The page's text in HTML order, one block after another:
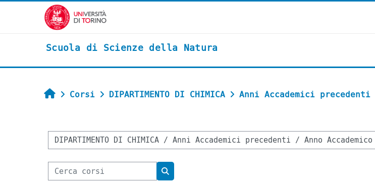
Vai al contenuto principale
Scuola di Scienze della Natura
Home
Corsi DIPARTIMENTO DI CHIMICA Anni Accademici precedenti
Categorie di corso
Cerca corsi
Cerca corsi